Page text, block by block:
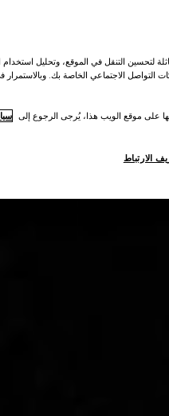
لتحسين التنقل في الموقع، وتحليل استخدام
التواصل الاجتماعي الخاصة بك.
على موقع الويب هذا، يُرجى الرجوع إلى
الارتباط